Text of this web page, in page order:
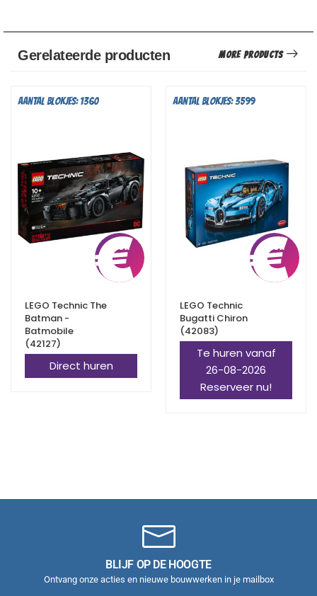
Gerelateerde producten More Products
Aantal blokjes: 1360
€7,75
LEGO Technic The
Batman -
Batmobile
(42127)
Direct huren
Aantal blokjes: 3599
€
LEGO Technic
Bugatti Chiron
(42083)
Te huren vanaf
26-08-2026
Reserveer nu!
BLIJF OP DE HOOGTE
Ontvang onze acties en nieuwe bouwwerken in je mailbox